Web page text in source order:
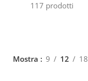
117 prodotti
Mostra 9 12 18